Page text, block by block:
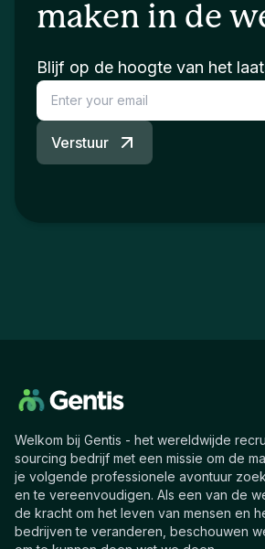
maken in de
Blijf op de hoogte van het
Verstuur
Welkom bij Gentis - het wereldwijde
sourcing bedrijf met een missie om de
je volgende professionele avontuur
en te vereenvoudigen. Als een van de
de kracht om het leven van mensen en
bedrijven te veranderen, beschouwen